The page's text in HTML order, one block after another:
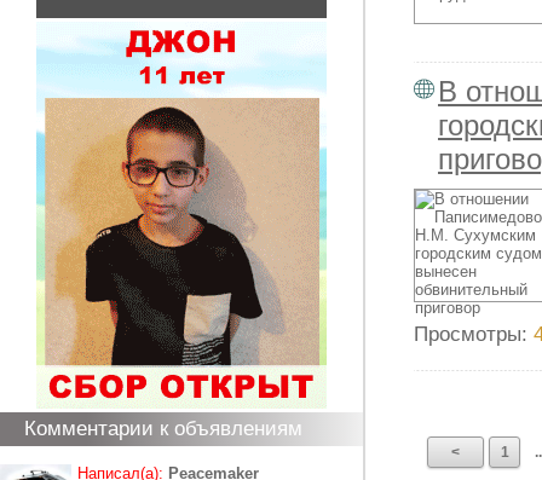
Комментарии к объявлениям
Написал(а): Peacemaker
В
Просмотры:
< 1